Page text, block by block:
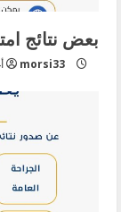
بعض نتائج
morsi33